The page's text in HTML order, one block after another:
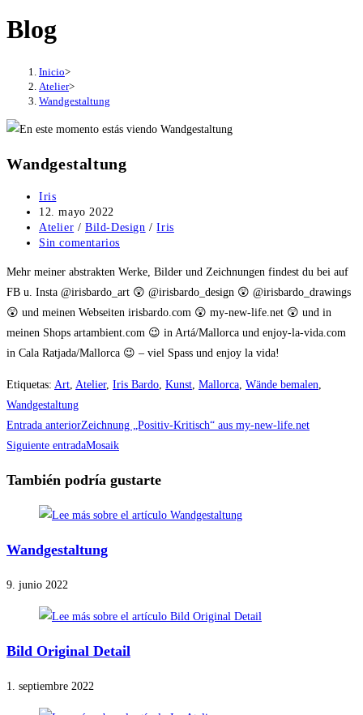
Blog
Inicio>
Atelier>
Wandgestaltung
Wandgestaltung
Autor
de
la
entrada:
Iris
Publicación
de
la
12. mayo 2022
Categoría
de
entrada:
Atelier / Bild-Design / Iris
Comentarios
la
entrada:
Sin comentarios
Mehr meiner abstrakten Werke, Bilder und Zeichnungen findest du bei auf
FB u. Insta @irisbardo_art 😲 @irisbardo_design 😲 @irisbardo_drawings
😲 und meinen Webseiten irisbardo.com 😲 my-new-life.net 😲 und in
meinen Shops artambient.com 😉 in Artá/Mallorca und enjoy-la-vida.com
in Cala Ratjada/Mallorca 😉 – viel Spass und enjoy la vida!
Etiquetas: Art, Atelier, Iris Bardo, Kunst, Mallorca, Wände bemalen,
Wandgestaltung
Leer
más
artículos
Entrada anteriorZeichnung „Positiv-Kritisch“ aus my-new-life.net
Siguiente entradaMosaik
También podría gustarte
Wandgestaltung
9. junio 2022
Bild Original Detail
1. septiembre 2022